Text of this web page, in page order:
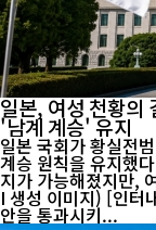
일본, 여성 천황
'남계 계승' 유지
일본 국회가 황실전
계승 원칙을 유지했
지가 가능해졌지만,
I 생성 이미지) [인터내셔널포커스] 일본 국회가 17일 황실전범 개정
안을 통과시키...